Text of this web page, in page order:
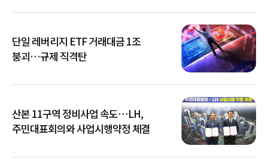
단일 레버리지 ETF 거래대금 1조
붕괴…규제 직격탄
산본 11구역 정비사업 속도…LH,
주민대표회의와 사업시행약정 체결